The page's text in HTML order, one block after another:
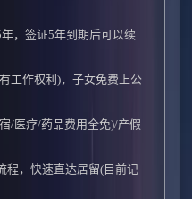
，签证5年到期后可以续
工作权利)，子女免费上公
/医疗/药品费用全免)/产假
程，快速直达居留(目前记